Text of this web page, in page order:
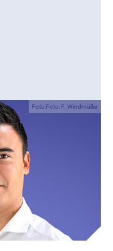
Foto:Foto: F. Windmüller